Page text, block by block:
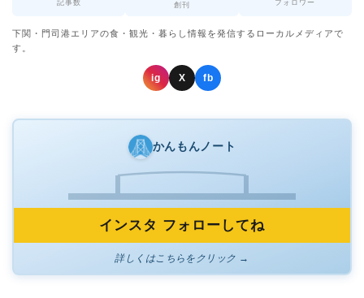
記事数 創刊 フォロワー
下関・門司港エリアの食・観光・暮らし情報を発信するローカルメディアで
す。
ig X fb
かんもんノート
インスタ フォローしてね
詳しくはこちらをクリック →